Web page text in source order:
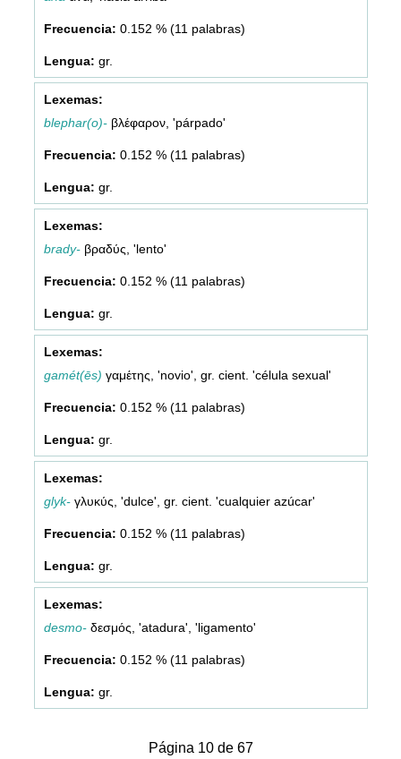
0.152 % (11 palabras)
gr.
blephar(o)-βλέφαρον, 'párpado'
0.152 % (11 palabras)
gr.
brady-βραδύς, 'lento'
0.152 % (11 palabras)
gr.
gamét(ēs) γαμέτης, 'novio', gr. cient. 'célula sexual'
0.152 % (11 palabras)
gr.
glyk-γλυκύς, 'dulce', gr. cient. 'cualquier azúcar'
0.152 % (11 palabras)
gr.
desmo-δεσμός, 'atadura', 'ligamento'
0.152 % (11 palabras)
gr.
Página 10 de 67